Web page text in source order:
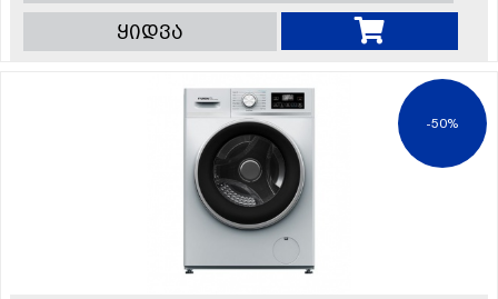
ყიდვა
-50%